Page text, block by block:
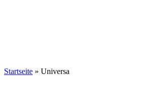
Startseite » Universa